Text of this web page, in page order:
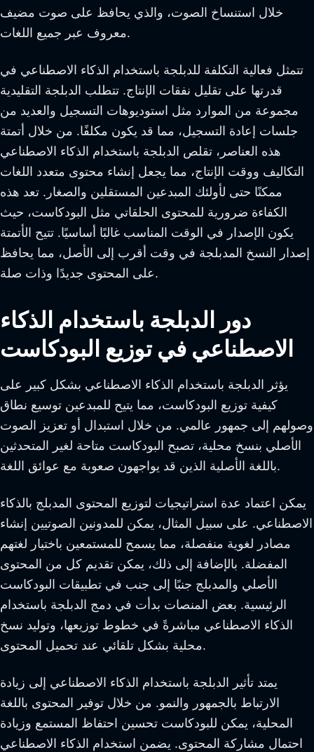
خلال استنساخ الصوت، والذي يحافظ على صوت مضيف
معروف عبر جميع اللغات.
تتمثل فعالية التكلفة للدبلجة باستخدام الذكاء الاصطناعي في
قدرتها على تقليل نفقات الإنتاج. تتطلب الدبلجة التقليدية
مجموعة من الموارد مثل استوديوهات التسجيل والعديد من
جلسات إعادة التسجيل، مما قد يكون مكلفًا. من خلال أتمتة
هذه العناصر، تقلص الدبلجة باستخدام الذكاء الاصطناعي
التكاليف ووقت الإنتاج، مما يجعل إنشاء محتوى متعدد اللغات
ممكنًا حتى لأولئك المبدعين المستقلين والصغار. تعد هذه
الكفاءة ضرورية للمحتوى الحلقاتي مثل البودكاست، حيث
يكون الإصدار في الوقت المناسب غالبًا أساسيًا. تتيح الأتمتة
إصدار النسخ المدبلجة في وقت أقرب إلى الأصل، مما يحافظ
على المحتوى جديدًا وذات صلة.
دور الدبلجة باستخدام الذكاء
الاصطناعي في توزيع البودكاست
يؤثر الدبلجة باستخدام الذكاء الاصطناعي بشكل كبير على
كيفية توزيع البودكاست، مما يتيح للمبدعين توسيع نطاق
وصولهم إلى جمهور عالمي. من خلال استبدال أو تعزيز الصوت
الأصلي بنسخ محلية، تصبح البودكاست متاحة لغير المتحدثين
باللغة الأصلية الذين قد يواجهون صعوبة مع عوائق اللغة.
يمكن اعتماد عدة استراتيجيات لتوزيع المحتوى المدبلج بالذكاء
الاصطناعي. على سبيل المثال، يمكن للمدونين الصوتيين إنشاء
مصادر لغوية منفصلة، مما يسمح للمستمعين باختيار لغتهم
المفضلة. بالإضافة إلى ذلك، يمكن تقديم كل من المحتوى
الأصلي والمدبلج جنبًا إلى جنب في تطبيقات البودكاست
الرئيسية. بعض المنصات بدأت في دمج الدبلجة باستخدام
الذكاء الاصطناعي مباشرةً في خطوط توزيعها، وتوليد نسخ
محلية بشكل تلقائي عند تحميل المحتوى.
يمتد تأثير الدبلجة باستخدام الذكاء الاصطناعي إلى زيادة
الارتباط بالجمهور والنمو. من خلال توفير المحتوى باللغة
المحلية، يمكن للبودكاست تحسين احتفاظ المستمع وزيادة
احتمال مشاركة المحتوى. يضمن استخدام الذكاء الاصطناعي